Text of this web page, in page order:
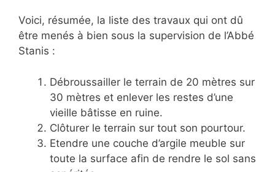
Voici, résumée, la liste des travaux qui ont dû
être menés à bien sous la supervision de l’Abbé
Stanis :
Débroussailler le terrain de 20 mètres sur
30 mètres et enlever les restes d’une
vieille bâtisse en ruine.
Clôturer le terrain sur tout son pourtour.
Etendre une couche d’argile meuble sur
toute la surface afin de rendre le sol sans